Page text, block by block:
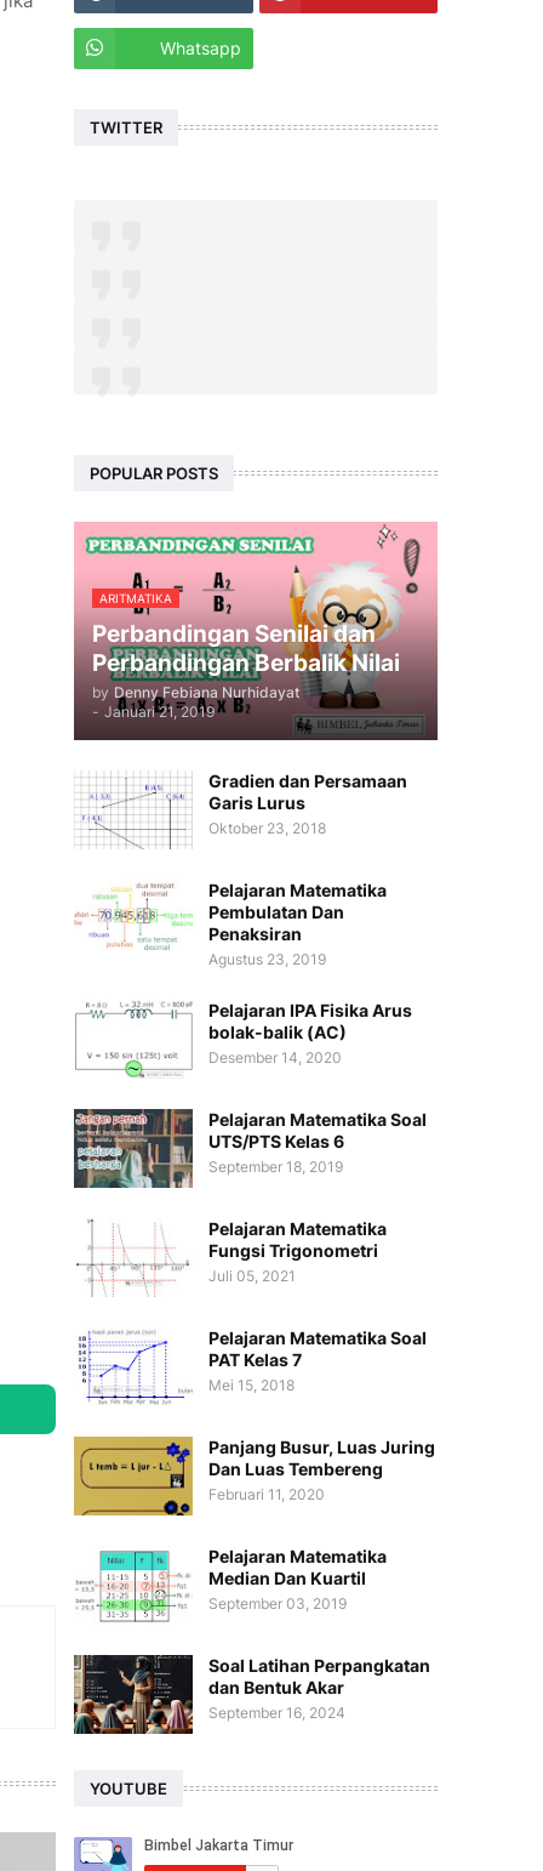
Whatsapp
TWITTER
POPULAR POSTS
ARITMATIKA
Perbandingan Senilai dan
Perbandingan Berbalik Nilai
by Denny Febiana Nurhidayat
- Januari 21, 2019
Gradien dan Persamaan
Garis Lurus
Oktober 23, 2018
Pelajaran Matematika
Pembulatan Dan
Penaksiran
Agustus 23, 2019
Pelajaran IPA Fisika Arus
bolak-balik (AC)
Desember 14, 2020
Pelajaran Matematika Soal
UTS/PTS Kelas 6
September 18, 2019
Pelajaran Matematika
Fungsi Trigonometri
Juli 05, 2021
Pelajaran Matematika Soal
PAT Kelas 7
Mei 15, 2018
Panjang Busur, Luas Juring
Dan Luas Tembereng
Februari 11, 2020
Pelajaran Matematika
Median Dan Kuartil
September 03, 2019
Soal Latihan Perpangkatan
dan Bentuk Akar
September 16, 2024
YOUTUBE